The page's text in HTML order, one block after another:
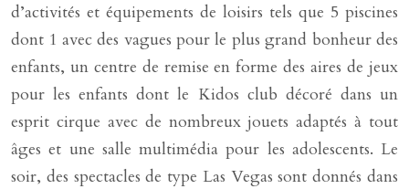
d’activités et équipements de loisirs tels que 5 piscines
dont 1 avec des vagues pour le plus grand bonheur des
enfants, un centre de remise en forme des aires de jeux
pour les enfants dont le Kidos club décoré dans un
esprit cirque avec de nombreux jouets adaptés à tout
âges et une salle multimédia pour les adolescents. Le
soir, des spectacles de type Las Vegas sont donnés dans